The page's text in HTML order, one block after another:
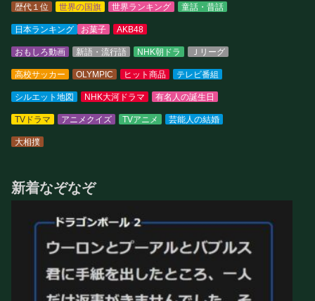
歴代１位 世界の国旗 世界ランキング 童話・昔話
日本ランキング お菓子 AKB48
おもしろ動画 新語・流行語 NHK朝ドラ Ｊリーグ
高校サッカー OLYMPIC ヒット商品 テレビ番組
シルエット地図 NHK大河ドラマ 有名人の誕生日
TVドラマ アニメクイズ TVアニメ 芸能人の結婚
大相撲
新着なぞなぞ